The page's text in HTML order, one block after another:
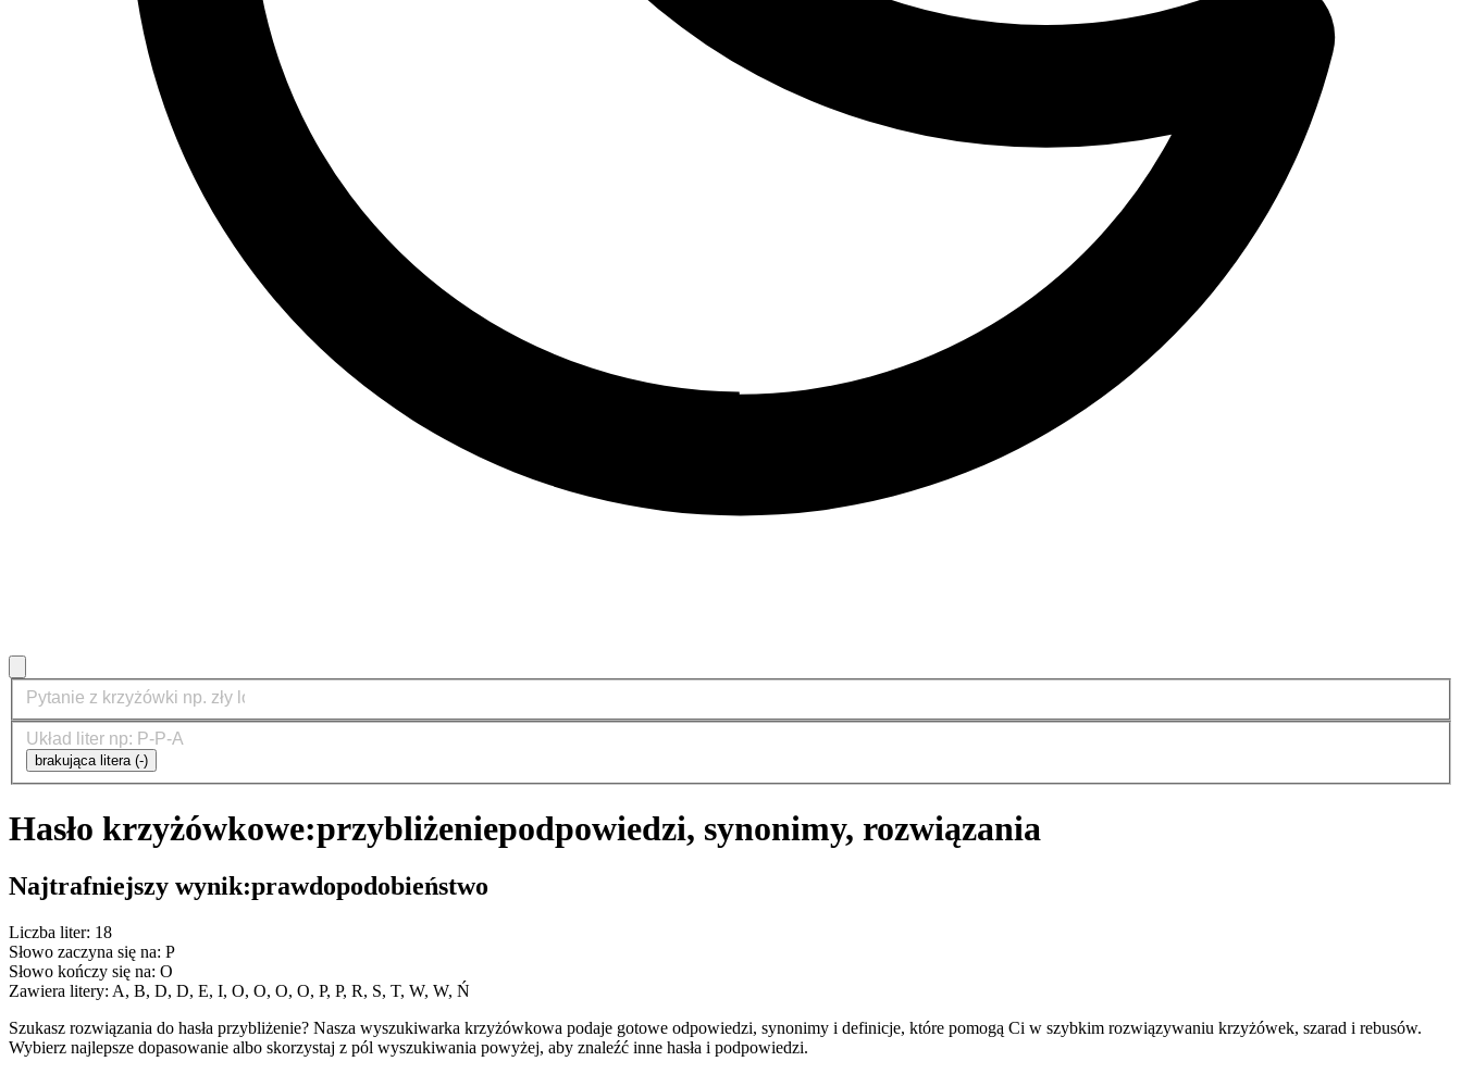
brakująca litera (-)
Hasło krzyżówkowe:przybliżeniepodpowiedzi, synonimy, rozwiązania
Najtrafniejszy wynik:prawdopodobieństwo
Liczba liter: 18
Słowo zaczyna się na: P
Słowo kończy się na: O
Zawiera litery: A, B, D, D, E, I, O, O, O, O, P, P, R, S, T, W, W, Ń
Szukasz rozwiązania do hasła przybliżenie? Nasza wyszukiwarka krzyżówkowa podaje gotowe odpowiedzi, synonimy i definicje, które pomogą Ci w szybkim rozwiązywaniu krzyżówek, szarad i rebusów.
Wybierz najlepsze dopasowanie albo skorzystaj z pól wyszukiwania powyżej, aby znaleźć inne hasła i podpowiedzi.